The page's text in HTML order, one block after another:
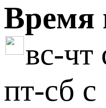
Время
вс-чт
пт-сб